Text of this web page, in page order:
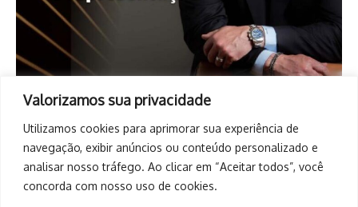
Valorizamos sua privacidade
Utilizamos cookies para aprimorar sua experiência de
navegação, exibir anúncios ou conteúdo personalizado e
analisar nosso tráfego. Ao clicar em “Aceitar todos”, você
concorda com nosso uso de cookies.